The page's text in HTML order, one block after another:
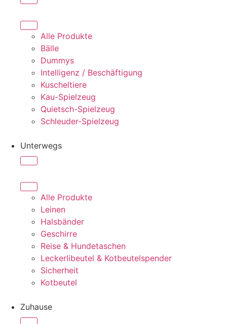
Alle Produkte
Bälle
Dummys
Intelligenz / Beschäftigung
Kuscheltiere
Kau-Spielzeug
Quietsch-Spielzeug
Schleuder-Spielzeug
Unterwegs
Alle Produkte
Leinen
Halsbänder
Geschirre
Reise & Hundetaschen
Leckerlibeutel & Kotbeutelspender
Sicherheit
Kotbeutel
Zuhause